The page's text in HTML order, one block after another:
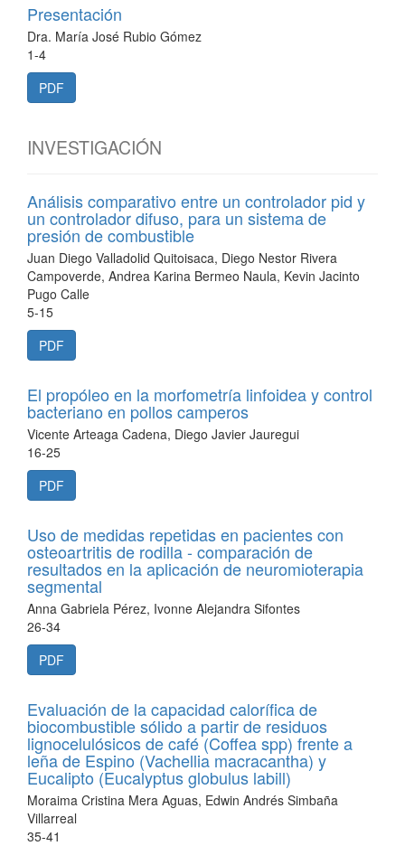
Presentación
Dra. María José Rubio Gómez
1-4
PDF
INVESTIGACIÓN
Análisis comparativo entre un controlador pid y
un controlador difuso, para un sistema de
presión de combustible
Juan Diego Valladolid Quitoisaca, Diego Nestor Rivera
Campoverde, Andrea Karina Bermeo Naula, Kevin Jacinto
Pugo Calle
5-15
PDF
El propóleo en la morfometría linfoidea y control
bacteriano en pollos camperos
Vicente Arteaga Cadena, Diego Javier Jauregui
16-25
PDF
Uso de medidas repetidas en pacientes con
osteoartritis de rodilla - comparación de
resultados en la aplicación de neuromioterapia
segmental
Anna Gabriela Pérez, Ivonne Alejandra Sifontes
26-34
PDF
Evaluación de la capacidad calorífica de
biocombustible sólido a partir de residuos
lignocelulósicos de café (Coffea spp) frente a
leña de Espino (Vachellia macracantha) y
Eucalipto (Eucalyptus globulus labill)
Moraima Cristina Mera Aguas, Edwin Andrés Simbaña
Villarreal
35-41